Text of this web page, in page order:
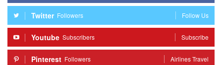
Twitter Followers Follow Us
Youtube Subscribers Subscribe
Pinterest Followers Airlines Travel